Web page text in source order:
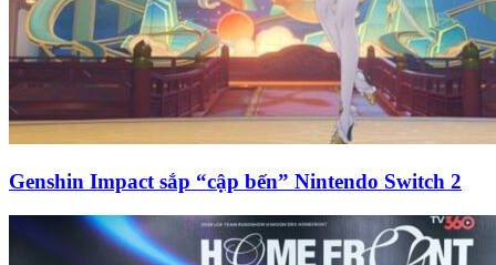
Genshin Impact sắp “cập bến” Nintendo Switch 2